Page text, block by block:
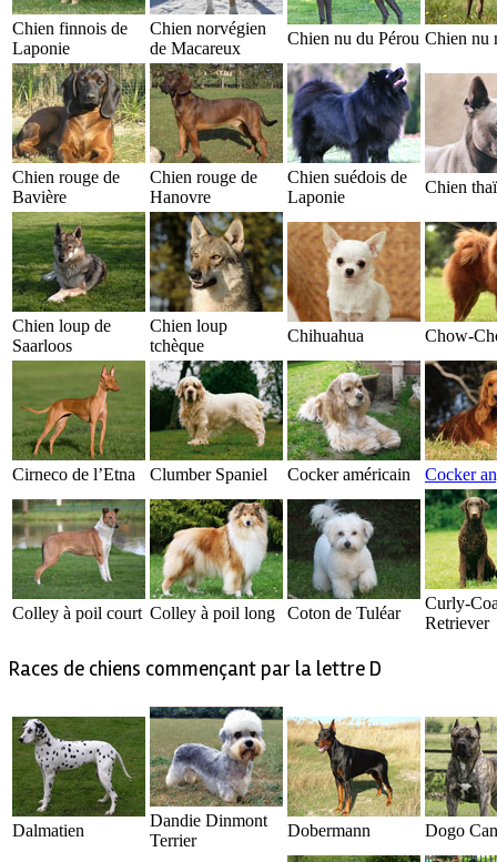
Chien finnois de
Laponie
Chien norvégien
de Macareux
Chien nu du Pérou Chien nu
Chien rouge de
Bavière
Chien rouge de
Hanovre
Chien suédois de
Laponie
Chien
Chien loup de
Saarloos
Chien loup
tchèque
Chihuahua Chow-
Cirneco de l’Etna Clumber Spaniel Cocker américain Cocker
Colley à poil court Colley à poil long Coton de Tuléar
Curly-
Retriever
Races de chiens commençant par la lettre D
Dalmatien
Dandie Dinmont
Terrier
Dobermann Dogo